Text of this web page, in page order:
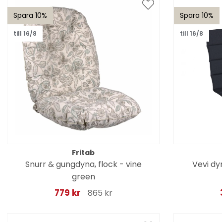
Spara 10%
till 16/8
Fritab
Snurr & gungdyna, flock - vine
green
779 kr 865 kr
Spara 10%
till 16/8
Vevi